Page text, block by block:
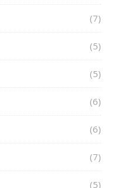
(7)
(5)
(5)
(6)
(6)
(7)
(5)